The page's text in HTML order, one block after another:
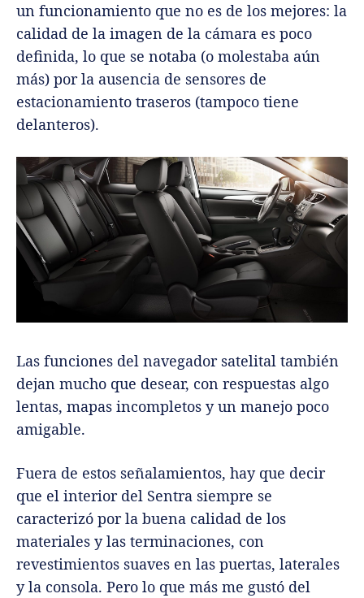
un funcionamiento que no es de los mejores: la
calidad de la imagen de la cámara es poco
definida, lo que se notaba (o molestaba aún
más) por la ausencia de sensores de
estacionamiento traseros (tampoco tiene
delanteros).
Las funciones del navegador satelital también
dejan mucho que desear, con respuestas algo
lentas, mapas incompletos y un manejo poco
amigable.
Fuera de estos señalamientos, hay que decir
que el interior del Sentra siempre se
caracterizó por la buena calidad de los
materiales y las terminaciones, con
revestimientos suaves en las puertas, laterales
y la consola. Pero lo que más me gustó del